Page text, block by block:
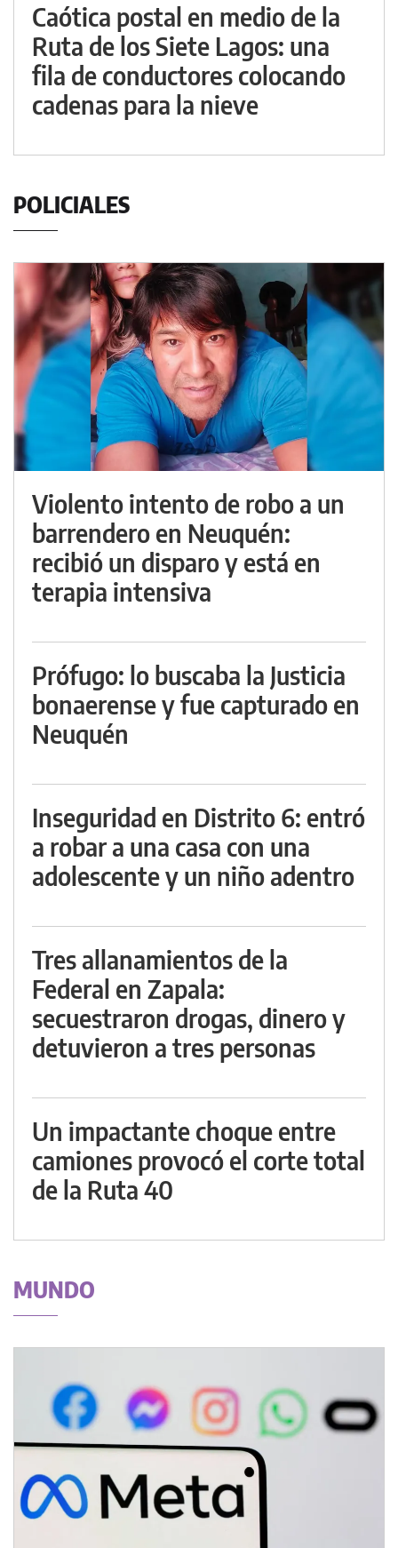
Caótica postal en medio de la
Ruta de los Siete Lagos: una
fila de conductores colocando
cadenas para la nieve
POLICIALES
Violento intento de robo a un
barrendero en Neuquén:
recibió un disparo y está en
terapia intensiva
Prófugo: lo buscaba la Justicia
bonaerense y fue capturado en
Neuquén
Inseguridad en Distrito 6: entró
a robar a una casa con una
adolescente y un niño adentro
Tres allanamientos de la
Federal en Zapala:
secuestraron drogas, dinero y
detuvieron a tres personas
Un impactante choque entre
camiones provocó el corte total
de la Ruta 40
MUNDO